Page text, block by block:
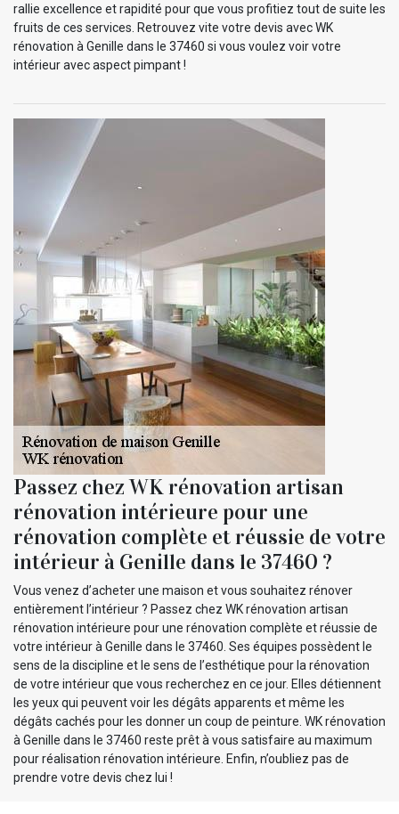
rallie excellence et rapidité pour que vous profitiez tout de suite les
fruits de ces services. Retrouvez vite votre devis avec WK
rénovation à Genille dans le 37460 si vous voulez voir votre
intérieur avec aspect pimpant !
Passez chez WK rénovation artisan
rénovation intérieure pour une
rénovation complète et réussie de votre
intérieur à Genille dans le 37460 ?
Vous venez d’acheter une maison et vous souhaitez rénover
entièrement l’intérieur ? Passez chez WK rénovation artisan
rénovation intérieure pour une rénovation complète et réussie de
votre intérieur à Genille dans le 37460. Ses équipes possèdent le
sens de la discipline et le sens de l’esthétique pour la rénovation
de votre intérieur que vous recherchez en ce jour. Elles détiennent
les yeux qui peuvent voir les dégâts apparents et même les
dégâts cachés pour les donner un coup de peinture. WK rénovation
à Genille dans le 37460 reste prêt à vous satisfaire au maximum
pour réalisation rénovation intérieure. Enfin, n’oubliez pas de
prendre votre devis chez lui !